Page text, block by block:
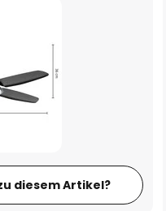
diesem Artikel?